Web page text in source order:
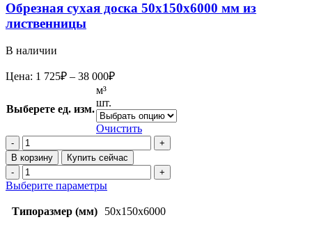
Обрезная сухая доска 50х150х6000 мм из
лиственницы
В наличии
Цена: 1 725₽ – 38 000₽Диапазон
725₽
–
38
000₽
Выберете ед. изм.
м³
шт.
Очистить
Количество
товара
Обрезная
сухая
доска
мм
В корзину Купить сейчас
Количество
товара
Обрезная
сухая
доска
Выберите параметрыЭтот
имеет
Типоразмер (мм) 50x150x6000